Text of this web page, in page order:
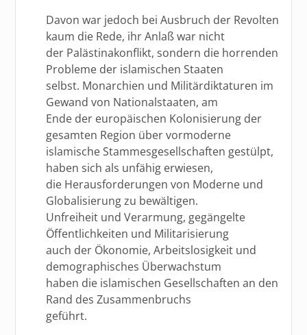
Davon war jedoch bei Ausbruch der Revolten
kaum die Rede, ihr Anlaß war nicht
der Palästinakonflikt, sondern die horrenden
Probleme der islamischen Staaten
selbst. Monarchien und Militärdiktaturen im
Gewand von Nationalstaaten, am
Ende der europäischen Kolonisierung der
gesamten Region über vormoderne
islamische Stammesgesellschaften gestülpt,
haben sich als unfähig erwiesen,
die Herausforderungen von Moderne und
Globalisierung zu bewältigen.
Unfreiheit und Verarmung, gegängelte
Öffentlichkeiten und Militarisierung
auch der Ökonomie, Arbeitslosigkeit und
demographisches Überwachstum
haben die islamischen Gesellschaften an den
Rand des Zusammenbruchs
geführt.